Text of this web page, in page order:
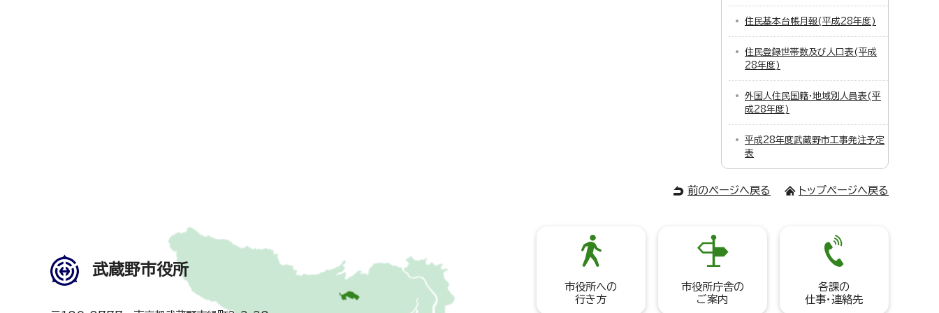
住民基本台帳月報(平成28年度)
住民登録世帯数及び人口表(平成
28年度)
外国人住民国籍・地域別人員表(平
成28年度)
平成28年度武蔵野市工事発注予定
表
前のページへ戻る トップページへ戻る
武蔵野市役所
市役所への
行き方
市役所庁舎の
ご案内
各課の
仕事・連絡先